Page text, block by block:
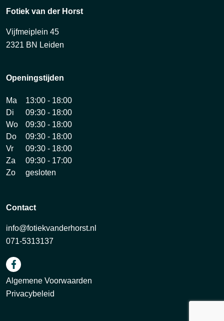
Fotiek van der Horst
Vijfmeiplein 45
2321 BN Leiden
Openingstijden
Ma
13:00 - 18:00
Di
09:30 - 18:00
Wo
09:30 - 18:00
Do
09:30 - 18:00
Vr
09:30 - 18:00
Za
09:30 - 17:00
Zo
gesloten
Contact
info@fotiekvanderhorst.nl
071-5313137
Algemene Voorwaarden
Privacybeleid